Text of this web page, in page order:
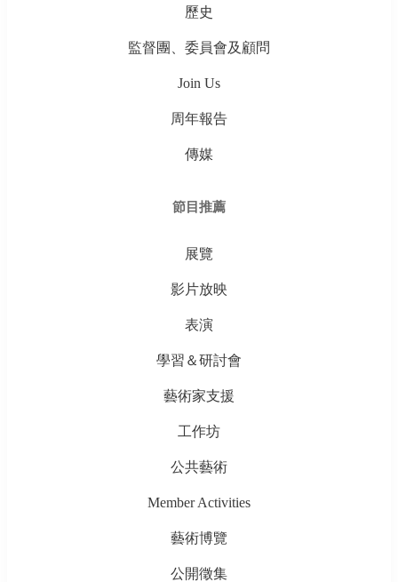
歷史
監督團、委員會及顧問
Join Us
周年報告
傳媒
節目推薦
展覽
影片放映
表演
學習＆研討會
藝術家支援
工作坊
公共藝術
Member Activities
藝術博覽
公開徵集